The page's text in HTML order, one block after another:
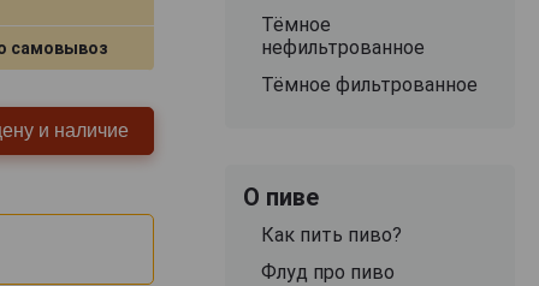
самовывоз
и наличие
Тёмное
нефильтрованное
Тёмное фильтрованное
О пиве
Как пить пиво?
Флуд про пиво